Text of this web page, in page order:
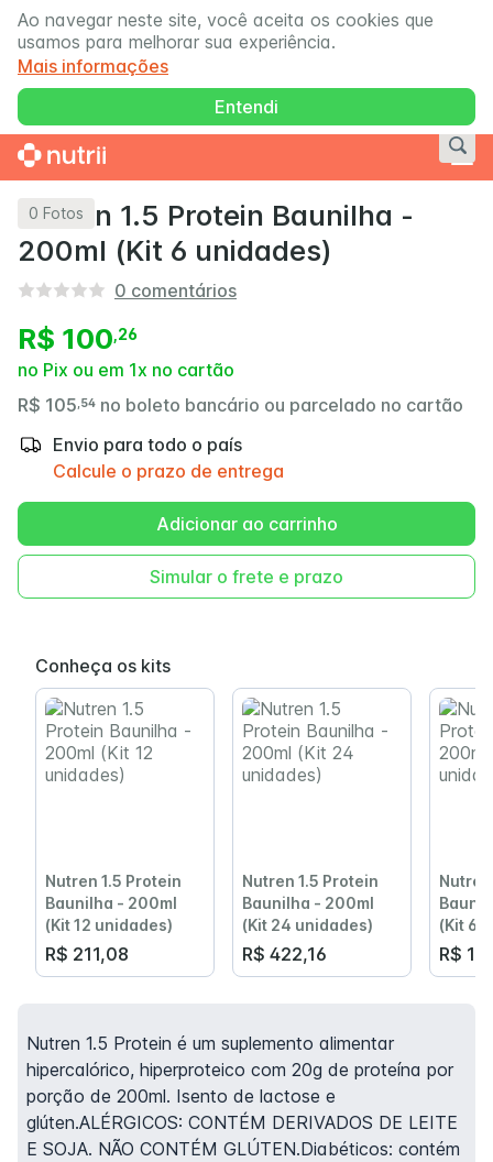
Ao navegar neste site, você aceita os cookies que
usamos para melhorar sua experiência.
Mais informações
Entendi
0 Fotos
Nutren 1.5 Protein Baunilha -
200ml (Kit 6 unidades)
0 comentários
R$ 100 26
no Pix ou em 1x no cartão
R$ 105 54 no boleto bancário ou parcelado no cartão
Envio para todo o país
Calcule o prazo de entrega
Adicionar ao carrinho
Simular o frete e prazo
Conheça os kits
Nutren 1.5 Protein
Baunilha - 200ml
(Kit 12 unidades)
R$ 211,08
Nutren 1.5 Protein
Baunilha - 200ml
(Kit 24 unidades)
R$ 422,16
(Kit 6
R$
Nutren 1.5 Protein é um suplemento alimentar
hipercalórico, hiperproteico com 20g de proteína por
porção de 200ml. Isento de lactose e
glúten.ALÉRGICOS: CONTÉM DERIVADOS DE LEITE
E SOJA. NÃO CONTÉM GLÚTEN.Diabéticos: contém